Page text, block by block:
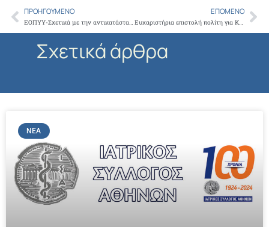
Prev
ΠΡΟΗΓΟΎΜΕΝΟ
ΕΟΠΥΥ-Σχετικά με την αντικατάσταση καταστραφέντων ειδών περίθαλψης και θεραπευτικών μέσων
ΕΠΌΜΕΝΟ
Ευχαριστήρια επιστολή πολίτη για Καρδιοχειρουργική και Θωρακοχειρουργική κλινική Π.Γ.Ν. “ΑΤΤΙΚΟΝ”
Σχετικά άρθρα
ΝΈΑ